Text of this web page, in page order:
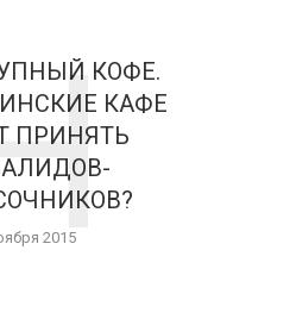
КОФЕ.
КАФЕ
ПРИНЯТЬ
2015